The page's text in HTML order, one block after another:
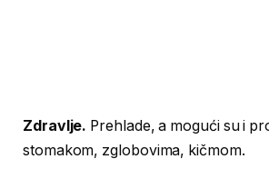
Zdravlje. Prehlade, a mogući su i
stomakom, zglobovima, kičmom.